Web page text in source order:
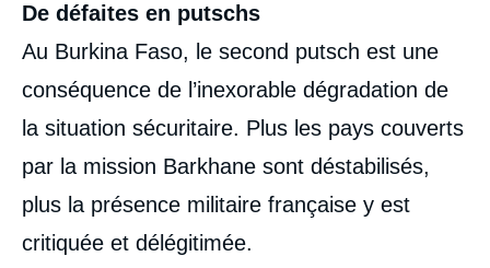
De défaites en putschs
Au Burkina Faso, le second putsch est une
conséquence de l’inexorable dégradation de
la situation sécuritaire. Plus les pays couverts
par la mission Barkhane sont déstabilisés,
plus la présence militaire française y est
critiquée et délégitimée.